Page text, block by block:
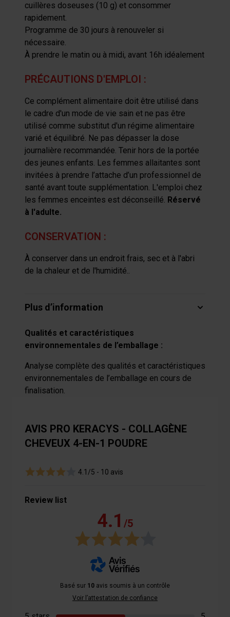
cuillères doseuses (10 g) et consommer
rapidement.
Programme de 30 jours à renouveler si
nécessaire.
À prendre le matin ou à midi, avant 16h idéalement
PRÉCAUTIONS D'EMPLOI :
Ce complément alimentaire doit être utilisé dans
le cadre d'un mode de vie sain et ne pas être
utilisé comme substitut d'un régime alimentaire
varié et équilibré. Ne pas dépasser la dose
journalière recommandée. Tenir hors de la portée
des jeunes enfants. Les femmes allaitantes sont
invitées à prendre l’attache d’un professionnel de
santé avant toute supplémentation. L'emploi chez
les femmes enceintes est déconseillé. Réservé
à l'adulte.
CONSERVATION :
À conserver dans un endroit frais, sec et à l'abri
de la chaleur et de l'humidité..
Plus d’information
Qualités et caractéristiques
environnementales de l’emballage :
Analyse complète des qualités et caractéristiques
environnementales de l’emballage en cours de
finalisation.
AVIS PRO KERACYS - COLLAGÈNE
CHEVEUX 4-EN-1 POUDRE
4.1/5 - 10 avis
Review list
4.1 /5
Basé sur 10 avis soumis à un contrôle
Voir l’attestation de confiance